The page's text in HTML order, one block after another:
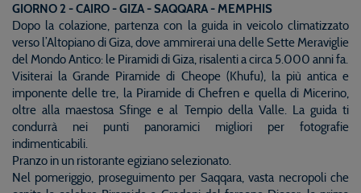
GIORNO 2 - CAIRO - GIZA - SAQQARA - MEMPHIS
Dopo la colazione, partenza con la guida in veicolo climatizzato
verso l’Altopiano di Giza, dove ammirerai una delle Sette Meraviglie
del Mondo Antico: le Piramidi di Giza, risalenti a circa 5.000 anni fa.
Visiterai la Grande Piramide di Cheope (Khufu), la più antica e
imponente delle tre, la Piramide di Chefren e quella di Micerino,
oltre alla maestosa Sfinge e al Tempio della Valle. La guida ti
condurrà nei punti panoramici migliori per fotografie
indimenticabili.
Pranzo in un ristorante egiziano selezionato.
Nel pomeriggio, proseguimento per Saqqara, vasta necropoli che